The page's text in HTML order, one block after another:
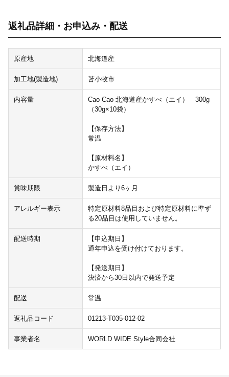
返礼品詳細・お申込み・配送
原産地 北海道産
加工地(製造地) 苫小牧市
内容量
Cao Cao 北海道産かすべ（エイ） 300g
（30g×10袋）
【保存方法】
常温
【原材料名】
かすべ（エイ）
賞味期限 製造日より6ヶ月
アレルギー表示
特定原材料8品目および特定原材料に準ず
る20品目は使用していません。
配送時期
【申込期日】
通年申込を受け付けております。
【発送期日】
決済から30日以内で発送予定
配送 常温
返礼品コード 01213-T035-012-02
事業者名 WORLD WIDE Style合同会社